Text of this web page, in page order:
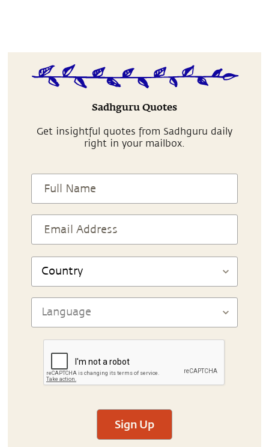
Sadhguru Quotes
Get insightful quotes from Sadhguru daily
right in your mailbox.
Sign Up